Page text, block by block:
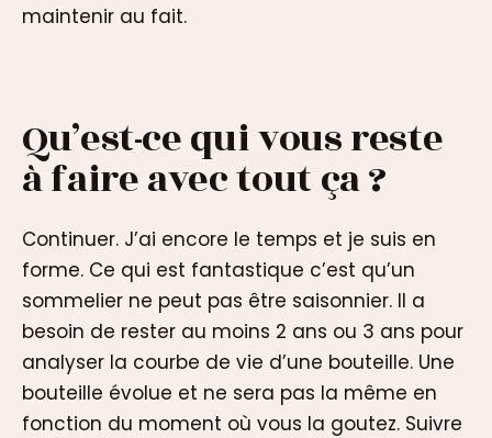
maintenir au fait.
Qu’est-ce qui vous reste
à faire avec tout ça ?
Continuer. J’ai encore le temps et je suis en
forme. Ce qui est fantastique c’est qu’un
sommelier ne peut pas être saisonnier. Il a
besoin de rester au moins 2 ans ou 3 ans pour
analyser la courbe de vie d’une bouteille. Une
bouteille évolue et ne sera pas la même en
fonction du moment où vous la goutez. Suivre